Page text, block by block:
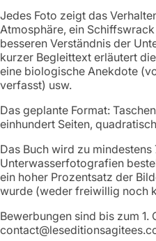
Jedes Foto zeigt das
Atmosphäre, ein
besseren Verständnis der
kurzer Begleittext erläutert
eine biologische Anekdote
verfasst) usw.
Das geplante Format:
einhundert Seiten,
Das Buch wird zu mindestens
Unterwasserfotografien
ein hoher Prozentsatz der
wurde (weder freiwillig noch
Bewerbungen sind bis zum 1.